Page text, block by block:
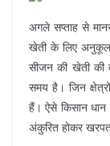
अगले सप्ताह से
खेती के लिए अनुकूल
सीजन की खेती की
समय है। जिन
हैं। ऐसे किसान धान
अंकुरित होकर